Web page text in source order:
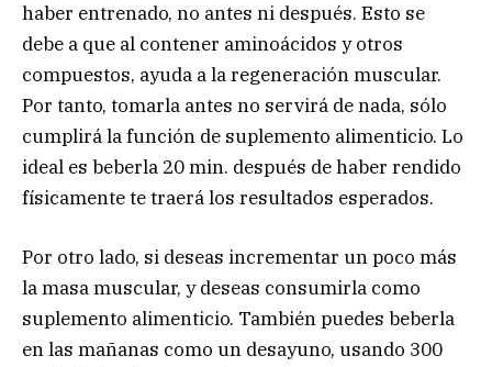
haber entrenado, no antes ni después. Esto se
debe a que al contener aminoácidos y otros
compuestos, ayuda a la regeneración muscular.
Por tanto, tomarla antes no servirá de nada, sólo
cumplirá la función de suplemento alimenticio. Lo
ideal es beberla 20 min. después de haber rendido
físicamente te traerá los resultados esperados.
Por otro lado, si deseas incrementar un poco más
la masa muscular, y deseas consumirla como
suplemento alimenticio. También puedes beberla
en las mañanas como un desayuno, usando 300